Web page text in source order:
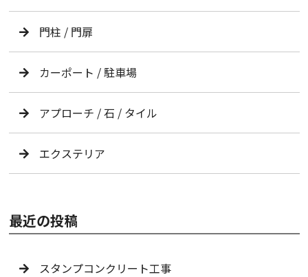
門柱 / 門扉
カーポート / 駐車場
アプローチ / 石 / タイル
エクステリア
最近の投稿
スタンプコンクリート工事